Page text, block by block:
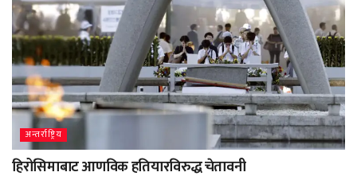
अन्तर्राष्ट्रिय
हिरोसिमाबाट आणविक हतियारविरुद्ध चेतावनी